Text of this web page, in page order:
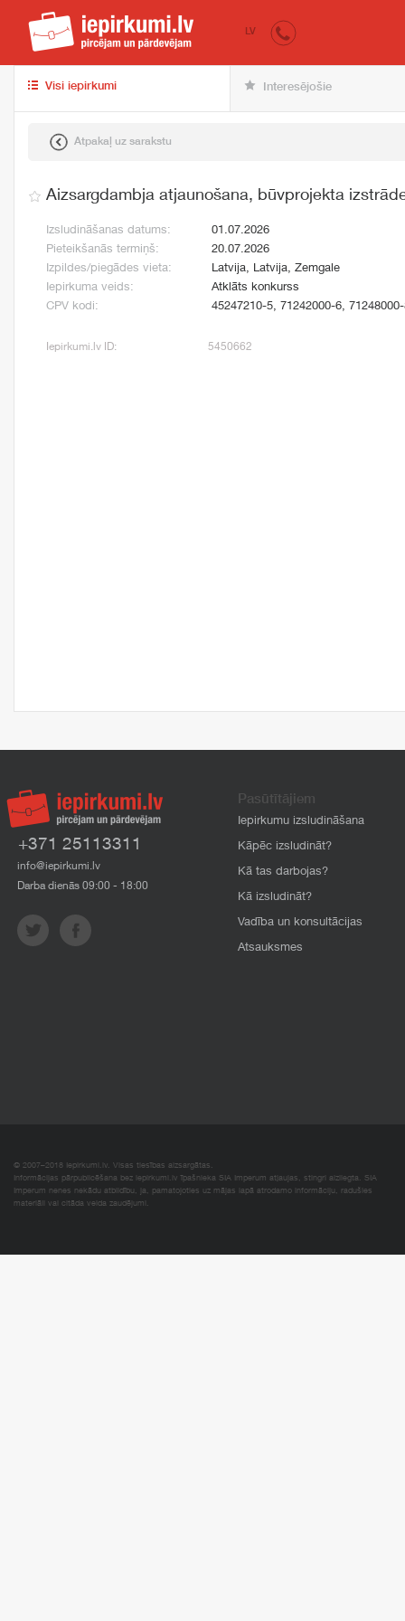
iepirkumi.lv
LV
Visi iepirkumi Interesējošie
Atpakaļ uz sarakstu
Aizsargdambja atjaunošana, būvprojekta
Izsludināšanas datums:
01.07.2026
Pieteikšanās termiņš:
20.07.2026
Izpildes/piegādes vieta:
Latvija, Latvija, Zemgale
Iepirkuma veids:
Atklāts konkurss
CPV kodi:
45247210-5, 71242000-6,
Iepirkumi.lv ID: 5450662
+371 25113311
info@iepirkumi.lv
Darba dienās 09:00 - 18:00
Pasūtītājiem
Iepirkumu izsludināšana
Kāpēc izsludināt?
Kā tas darbojas?
Kā izsludināt?
Vadība un konsultācijas
Atsauksmes
© 2007–2018 Iepirkumi.lv. Visas tiesības aizsargātas.
Informācijas pārpublicēšana bez iepirkumi.lv īpašnieka SIA Imperum atļaujas, stingri aizliegta. SIA
Imperum nenes nekādu atbildību, ja, pamatojoties uz mājas lapā atrodamo informāciju, radušies
materiāli vai citāda veida zaudējumi.